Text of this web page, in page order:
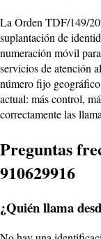
La Orden TDF/149/
suplantación de
numeración móvil
servicios de atención
número fijo
actual: más control,
correctamente las
Preguntas
910629916
¿Quién llama